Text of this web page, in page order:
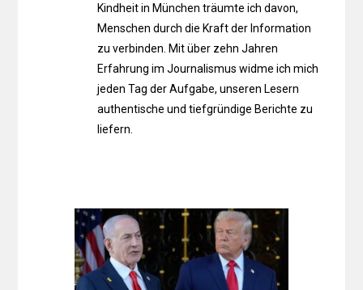
Kindheit in München träumte ich davon,
Menschen durch die Kraft der Information
zu verbinden. Mit über zehn Jahren
Erfahrung im Journalismus widme ich mich
jeden Tag der Aufgabe, unseren Lesern
authentische und tiefgründige Berichte zu
liefern.